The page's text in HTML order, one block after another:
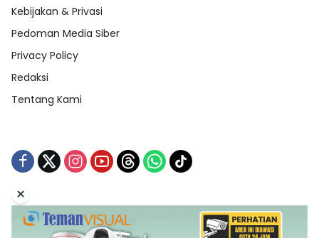
Kebijakan & Privasi
Pedoman Media Siber
Privacy Policy
Redaksi
Tentang Kami
Tentang Kami Redaksi
Indeks Berita
Disclaimer
Pedoman Media Siber
×